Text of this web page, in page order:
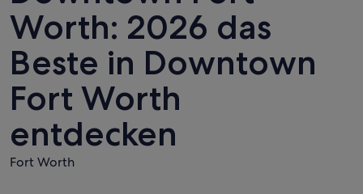
Worth: 2026 das
Beste in Downtown
Fort Worth
entdecken
Fort Worth